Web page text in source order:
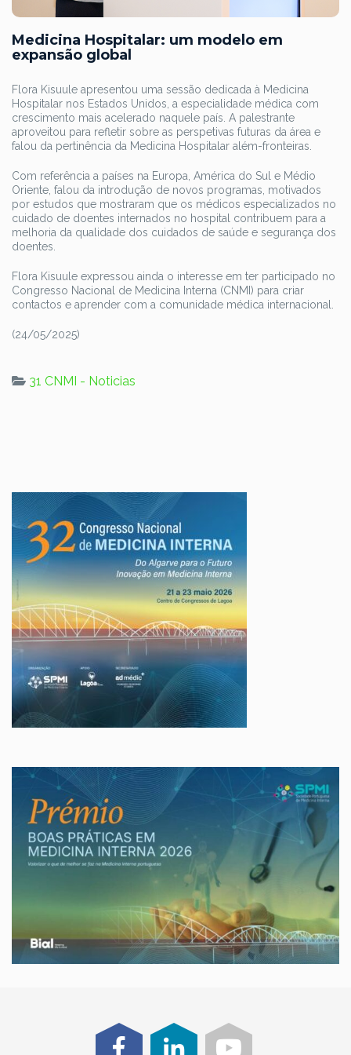
Medicina Hospitalar: um modelo em
expansão global
Flora Kisuule apresentou uma sessão dedicada à Medicina
Hospitalar nos Estados Unidos, a especialidade médica com
crescimento mais acelerado naquele país. A palestrante
aproveitou para refletir sobre as perspetivas futuras da área e
falou da pertinência da Medicina Hospitalar além-fronteiras.
Com referência a países na Europa, América do Sul e Médio
Oriente, falou da introdução de novos programas, motivados
por estudos que mostraram que os médicos especializados no
cuidado de doentes internados no hospital contribuem para a
melhoria da qualidade dos cuidados de saúde e segurança dos
doentes.
Flora Kisuule expressou ainda o interesse em ter participado no
Congresso Nacional de Medicina Interna (CNMI) para criar
contactos e aprender com a comunidade médica internacional.
(24/05/2025)
31 CNMI - Noticias